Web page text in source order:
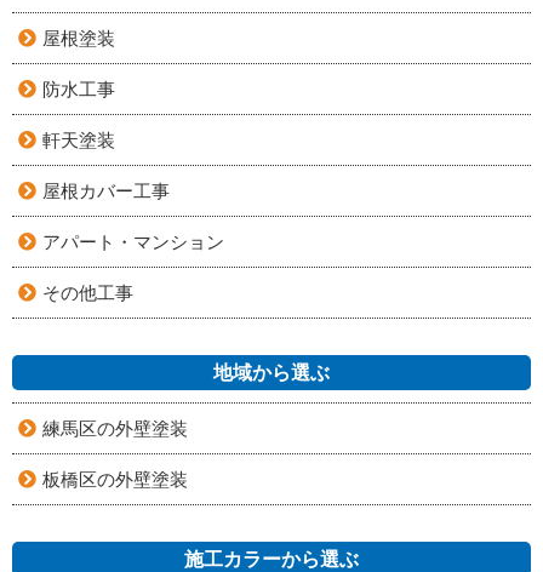
屋根塗装
防水工事
軒天塗装
屋根カバー工事
アパート・マンション
その他工事
地域から選ぶ
練馬区の外壁塗装
板橋区の外壁塗装
施工カラーから選ぶ